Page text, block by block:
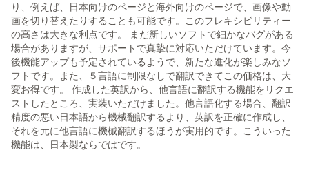
り、例えば、日本向けのページと海外向けのページで、画像や動
画を切り替えたりすることも可能です。このフレキシビリティー
の高さは大きな利点です。 まだ新しいソフトで細かなバグがある
場合がありますが、サポートで真摯に対応いただけています。今
後機能アップも予定されているようで、新たな進化が楽しみなソ
フトです。また、５言語に制限なしで翻訳できてこの価格は、大
変お得です。 作成した英訳から、他言語に翻訳する機能をリクエ
ストしたところ、実装いただけました。他言語化する場合、翻訳
精度の悪い日本語から機械翻訳するより、英訳を正確に作成し、
それを元に他言語に機械翻訳するほうが実用的です。こういった
機能は、日本製ならではです。